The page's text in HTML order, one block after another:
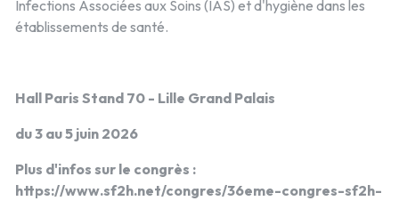
Infections Associées aux Soins (IAS) et d'hygiène dans les
établissements de santé.
Hall Paris Stand 70 - Lille Grand Palais
du 3 au 5 juin 2026
Plus d'infos sur le congrès :
https://www.sf2h.net/congres/36eme-congres-sf2h-